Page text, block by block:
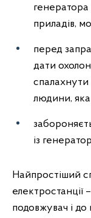
приладів,
перед
дати
спалахнути
людини, яка
із
Найпростіший
електростанції
подовжувач і до